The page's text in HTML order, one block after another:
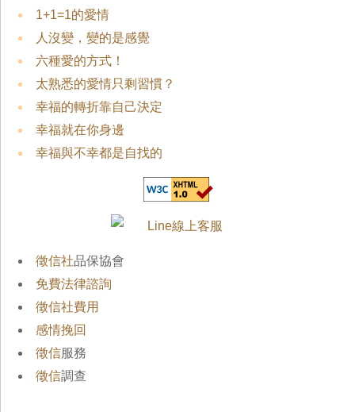
1+1=1的愛情
人沒變，變的是感覺
六種愛的方式！
太熟悉的愛情只剩習慣？
幸福的轉折靠自己決定
幸福就在你身邊
幸福與不幸都是自找的
徵信社品保協會
免費法律諮詢
徵信社費用
感情挽回
徵信服務
徵信調查